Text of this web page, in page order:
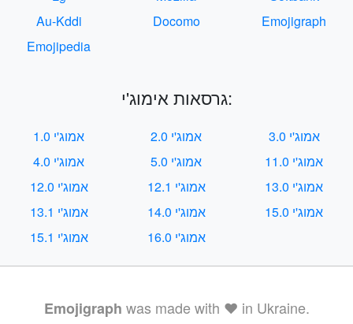
Au-Kddi
Docomo
Emojigraph
Emojipedia
גרסאות אימוג'י:
אמוג'י 1.0 אמוג'י 2.0
אמוג'י 3.0
אמוג'י 4.0
אמוג'י 5.0
אמוג'י 11.0
אמוג'י 12.0
אמוג'י 12.1
אמוג'י 13.0
אמוג'י 13.1
אמוג'י 14.0
אמוג'י 15.0
אמוג'י 15.1
אמוג'י 16.0
Emojigraph was made with ❤️ in Ukraine.